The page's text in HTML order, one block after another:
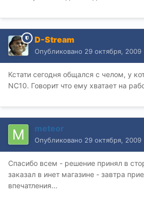
D-Stream
Опубликовано 29 октября, 2009
Кстати сегодня общался с челом, у
NC10. Говорит что ему хватает на
meteor
Опубликовано 29 октября, 2009
Спасибо всем - решение принял в
заказал в инет магазине - завтра
впечатления...